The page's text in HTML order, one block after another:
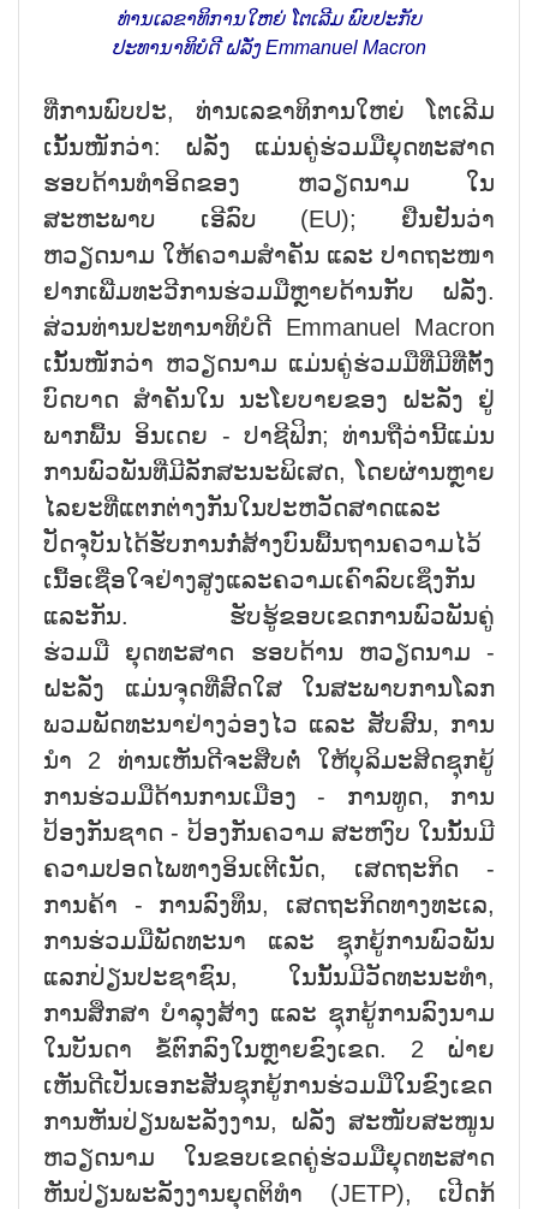
ທ່ານເລຂາທິການໃຫຍ່ ໂຕເລີມ ພົບປະກັບ
ປະທານາທິບໍດີ ຝລັ່ງ Emmanuel Macron
ທີ່ການພົບປະ, ທ່ານເລຂາທິການໃຫຍ່ ໂຕເລີມ
ເນັ້ນໜັກວ່າ: ຝລັ່ງ ແມ່ນຄູ່ຮ່ວມມືຍຸດທະສາດ
ຮອບດ້ານທຳອິດຂອງ ຫວຽດນາມ ໃນ
ສະຫະພາບ ເອີລົບ (EU); ຢືນຢັນວ່າ
ຫວຽດນາມ ໃຫ້ຄວາມສຳຄັນ ແລະ ປາດຖະໜາ
ຢາກເພີ່ມທະວີການຮ່ວມມືຫຼາຍດ້ານກັບ ຝລັ່ງ.
ສ່ວນທ່ານປະທານາທິບໍດີ Emmanuel Macron
ເນັ້ນໜັກວ່າ ຫວຽດນາມ ແມ່ນຄູ່ຮ່ວມມືທີ່ມີທີ່ຕັ້ງ
ບົດບາດ ສຳຄັນໃນ ນະໂຍບາຍຂອງ ຝະລັ່ງ ຢູ່
ພາກພື້ນ ອິນເດຍ - ປາຊີຟິກ; ທ່ານຖືວ່ານີ້ແມ່ນ
ການພົວພັນທີ່ມີລັກສະນະພິເສດ, ໂດຍຜ່ານຫຼາຍ
ໄລຍະທີ່ແຕກຕ່າງກັນໃນປະຫວັດສາດແລະ
ປັດຈຸບັນໄດ້ຮັບການກໍ່ສ້າງບົນພື້ນຖານຄວາມໄວ້
ເນື້ອເຊື່ອໃຈຢ່າງສູງແລະຄວາມເຄົາລົບເຊິ່ງກັນ
ແລະກັນ. ຮັບຮູ້ຂອບເຂດການພົວພັນຄູ່
ຮ່ວມມື ຍຸດທະສາດ ຮອບດ້ານ ຫວຽດນາມ -
ຝະລັ່ງ ແມ່ນຈຸດທີ່ສົດໃສ ໃນສະພາບການໂລກ
ພວມພັດທະນາຢ່າງວ່ອງໄວ ແລະ ສັບສົນ, ການ
ນຳ 2 ທ່ານເຫັນດີຈະສືບຕໍ່ ໃຫ້ບຸລິມະສິດຊຸກຍູ້
ການຮ່ວມມືດ້ານການເມືອງ - ການທູດ, ການ
ປ້ອງກັນຊາດ - ປ້ອງກັນຄວາມ ສະຫງົບ ໃນນັ້ນມີ
ຄວາມປອດໄພທາງອິນເຕີເນັດ, ເສດຖະກິດ -
ການຄ້າ - ການລົງທຶນ, ເສດຖະກິດທາງທະເລ,
ການຮ່ວມມືພັດທະນາ ແລະ ຊຸກຍູ້ການພົວພັນ
ແລກປ່ຽນປະຊາຊົນ, ໃນນັ້ນມີວັດທະນະທຳ,
ການສຶກສາ ບຳລຸງສ້າງ ແລະ ຊຸກຍູ້ການລົງນາມ
ໃນບັນດາ ຂໍ້ຕົກລົງໃນຫຼາຍຂົງເຂດ. 2 ຝ່າຍ
ເຫັນດີເປັນເອກະສັນຊຸກຍູ້ການຮ່ວມມືໃນຂົງເຂດ
ການຫັນປ່ຽນພະລັງງານ, ຝລັ່ງ ສະໜັບສະໜູນ
ຫວຽດນາມ ໃນຂອບເຂດຄູ່ຮ່ວມມືຍຸດທະສາດ
ຫັນປ່ຽນພະລັງງານຍຸດຕິທຳ (JETP), ເປີດກ້